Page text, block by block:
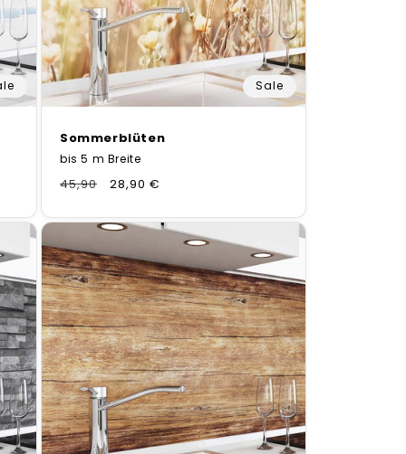
Sale
Sommerblüten
bis 5 m Breite
Normaler
45,90 Verkaufspreis
28,90 €